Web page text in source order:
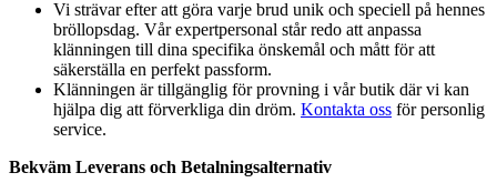
Vi strävar efter att göra varje brud unik och speciell på hennes
bröllopsdag. Vår expertpersonal står redo att anpassa
klänningen till dina specifika önskemål och mått för att
säkerställa en perfekt passform.
Klänningen är tillgänglig för provning i vår butik där vi kan
hjälpa dig att förverkliga din dröm. Kontakta oss för personlig
service.
Bekväm Leverans och Betalningsalternativ